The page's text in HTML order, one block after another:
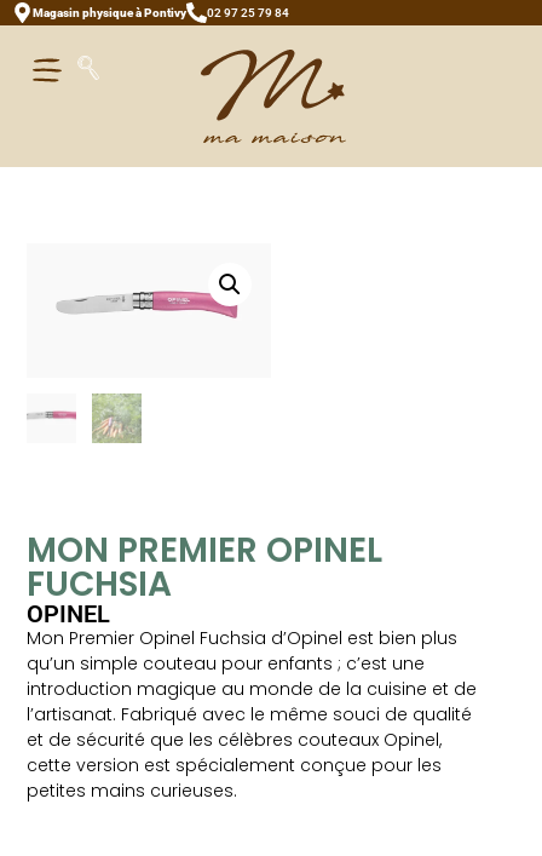
Magasin physique à Pontivy 02 97 25 79 84
MON PREMIER OPINEL
FUCHSIA
OPINEL
Mon Premier Opinel Fuchsia d’Opinel est bien plus
qu’un simple couteau pour enfants ; c’est une
introduction magique au monde de la cuisine et de
l’artisanat. Fabriqué avec le même souci de qualité
et de sécurité que les célèbres couteaux Opinel,
cette version est spécialement conçue pour les
petites mains curieuses.